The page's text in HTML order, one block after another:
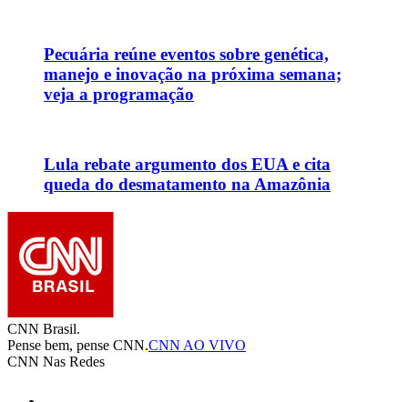
Pecuária reúne eventos sobre genética,
manejo e inovação na próxima semana;
veja a programação
Lula rebate argumento dos EUA e cita
queda do desmatamento na Amazônia
CNN Brasil.
Pense bem, pense CNN.CNN AO VIVO
CNN Nas Redes